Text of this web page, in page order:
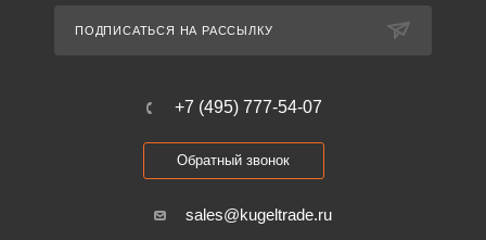
ПОДПИСАТЬСЯ НА РАССЫЛКУ
+7 (495) 777-54-07
Обратный звонок
sales@kugeltrade.ru